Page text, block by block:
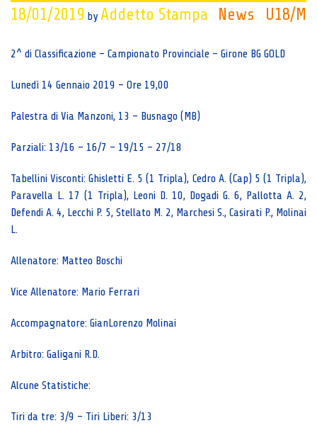
News U18/M
18/01/2019 by Addetto Stampa
2^ di Classificazione – Campionato Provinciale – Girone BG GOLD
Lunedì 14 Gennaio 2019 – Ore 19,00
Palestra di Via Manzoni, 13 – Busnago (MB)
Parziali: 13/16 – 16/7 – 19/15 – 27/18
Tabellini Visconti: Ghisletti E. 5 (1 Tripla), Cedro A. (Cap) 5 (1 Tripla),
Paravella L. 17 (1 Tripla), Leoni D. 10, Dogadi G. 6, Pallotta A. 2,
Defendi A. 4, Lecchi P. 5, Stellato M. 2, Marchesi S., Casirati P., Molinai
L.
Allenatore: Matteo Boschi
Vice Allenatore: Mario Ferrari
Accompagnatore: GianLorenzo Molinai
Arbitro: Galigani R.D.
Alcune Statistiche:
Tiri da tre: 3/9 – Tiri Liberi: 3/13